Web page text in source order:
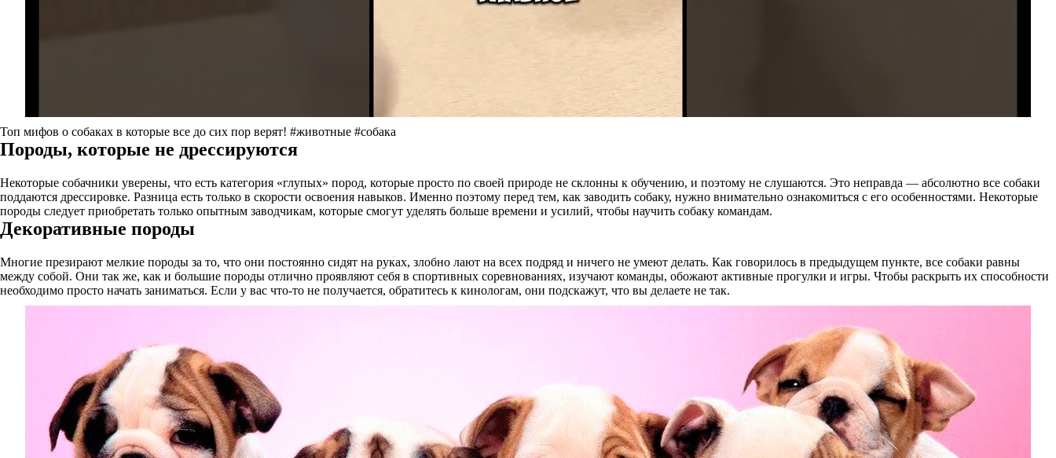
Топ мифов о собаках в которые все до сих пор верят! #животные #собака
Породы, которые не дрессируются
Некоторые собачники уверены, что есть категория «глупых» пород, которые просто по своей природе не склонны к обучению, и поэтому не слушаются. Это неправда — абсолютно все собаки
поддаются дрессировке. Разница есть только в скорости освоения навыков. Именно поэтому перед тем, как заводить собаку, нужно внимательно ознакомиться с его особенностями. Некоторые
породы следует приобретать только опытным заводчикам, которые смогут уделять больше времени и усилий, чтобы научить собаку командам.
Декоративные породы
Многие презирают мелкие породы за то, что они постоянно сидят на руках, злобно лают на всех подряд и ничего не умеют делать. Как говорилось в предыдущем пункте, все собаки равны
между собой. Они так же, как и большие породы отлично проявляют себя в спортивных соревнованиях, изучают команды, обожают активные прогулки и игры. Чтобы раскрыть их способности
необходимо просто начать заниматься. Если у вас что-то не получается, обратитесь к кинологам, они подскажут, что вы делаете не так.